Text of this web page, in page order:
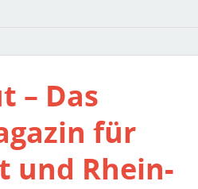
– Das
für
und Rhein-